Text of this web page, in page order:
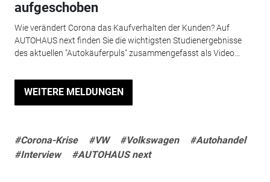
aufgeschoben
Wie verändert Corona das Kaufverhalten der Kunden? Auf
AUTOHAUS next finden Sie die wichtigsten Studienergebnisse
des aktuellen "Autokäuferpuls" zusammengefasst als Video...
WEITERE MELDUNGEN
#Corona-Krise #VW #Volkswagen
#Autohandel
#Interview
#AUTOHAUS next